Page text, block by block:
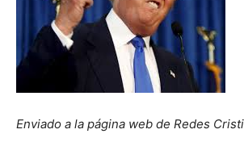
Enviado a la página web de Redes